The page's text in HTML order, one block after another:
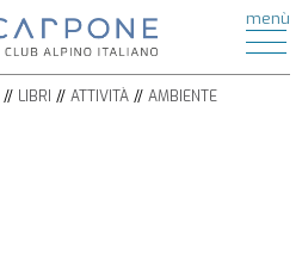
menù
LIBRI ATTIVITÀ
AMBIENTE